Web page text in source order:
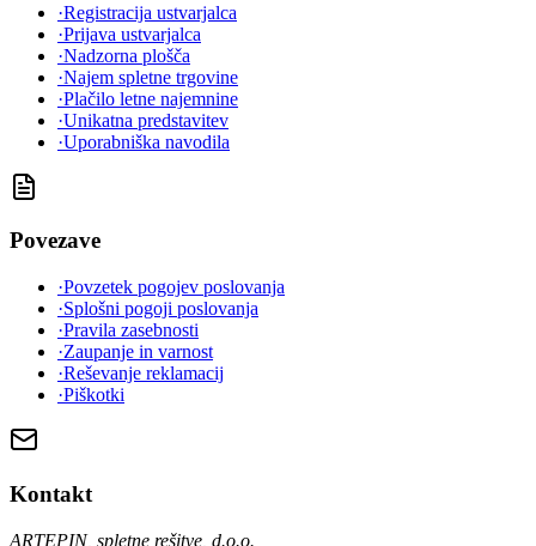
·Registracija ustvarjalca
·Prijava ustvarjalca
·Nadzorna plošča
·Najem spletne trgovine
·Plačilo letne najemnine
·Unikatna predstavitev
·Uporabniška navodila
Povezave
·Povzetek pogojev poslovanja
·Splošni pogoji poslovanja
·Pravila zasebnosti
·Zaupanje in varnost
·Reševanje reklamacij
·Piškotki
Kontakt
ARTEPIN, spletne rešitve, d.o.o.